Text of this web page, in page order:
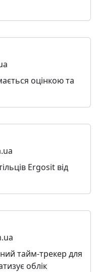
оцінкою та
Ergosit від
тайм-трекер для
облік